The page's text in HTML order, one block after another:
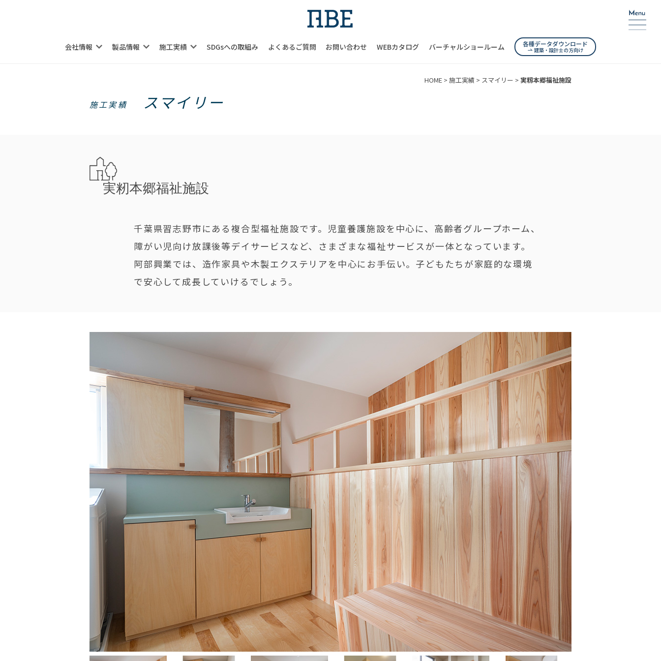
会社情報 製品情報 施工実績 SDGsへの取組み よくあるご質問 お問い合わせ WEBカタログ バーチャルショールーム 各種データダウンロード
建築・設計士の方向け
HOME > 施工実績 > スマイリー > 実籾本郷福祉施設
施工実績 スマイリー
実籾本郷福祉施設
千葉県習志野市にある複合型福祉施設です。児童養護施設を中心に、高齢者グループホーム、
障がい児向け放課後等デイサービスなど、さまざまな福祉サービスが一体となっています。
阿部興業では、造作家具や木製エクステリアを中心にお手伝い。子どもたちが家庭的な環境
で安心して成長していけるでしょう。